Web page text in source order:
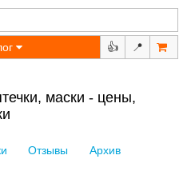
👍 📍
маски - цены,
Отзывы
Архив